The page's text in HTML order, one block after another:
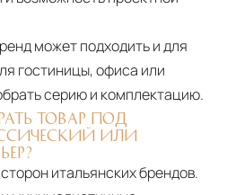
может подходить и для
гостиницы, офиса или
серию и комплектацию.
ТОВАР ПОД
ИЛИ
итальянских брендов.